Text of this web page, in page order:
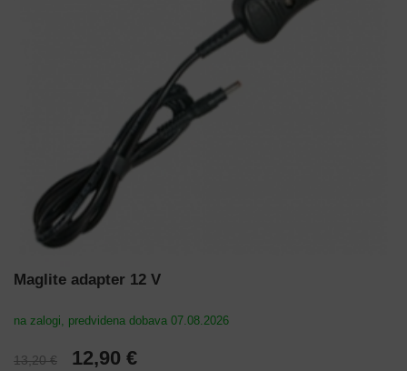
Maglite adapter 12 V
na zalogi, predvidena dobava 07.08.2026
13,20 € 12,90 €